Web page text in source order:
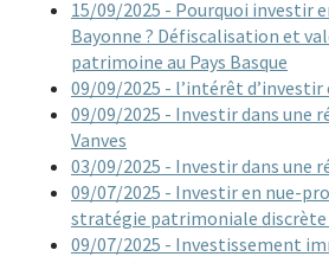
15/09/2025 - Pourquoi investir
Bayonne ? Défiscalisation et
patrimoine au Pays Basque
09/09/2025 - l’intérêt d’investir
09/09/2025 - Investir dans une
Vanves
03/09/2025 - Investir dans une
09/07/2025 - Investir en nue-
stratégie patrimoniale
09/07/2025 - Investissement